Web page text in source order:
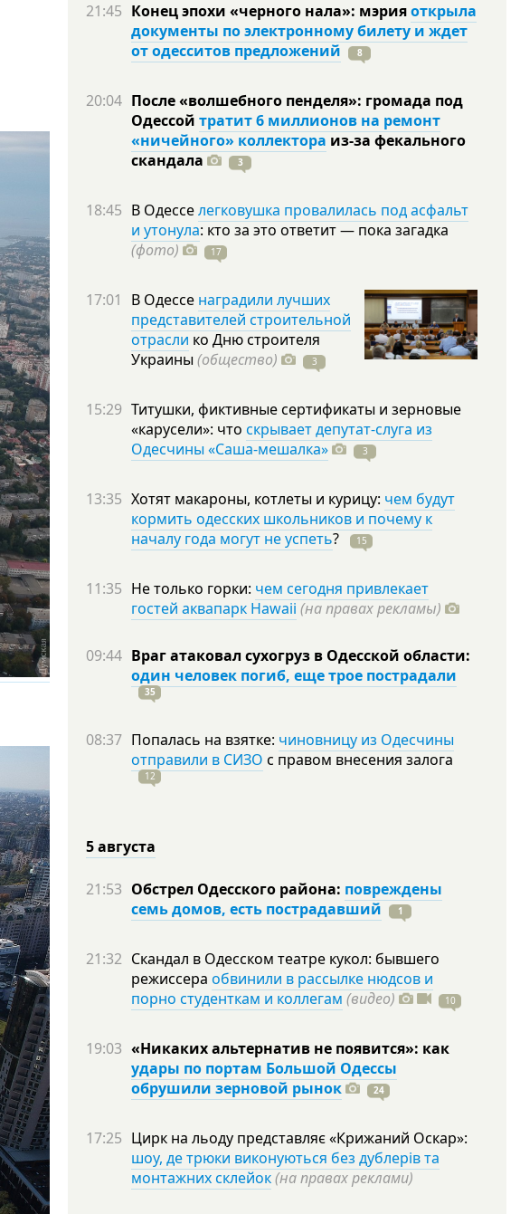
21:45 Конец эпохи «черного нала»: мэрияоткрыла
документы по электронному билету и ждет
от одесситов предложений
8
20:04 После «волшебного пенделя»: громада под
Одессой тратит 6 миллионов на ремонт
«ничейного» коллектора из-за фекального
скандала
3
18:45 В Одесселегковушка провалилась под асфальт
и утонула: кто за это ответит — пока загадка
(фото)
17
17:01 В Одессе наградили лучших
представителей строительной
отрасли ко Дню строителя
Украины (общество) 3
15:29 Титушки, фиктивные сертификаты и зерновые
«карусели»: что скрывает депутат-слуга из
Одесчины «Саша-мешалка»
3
13:35 Хотят макароны, котлеты и курицу: чем будут
кормить одесских школьников и почему к
началу года могут не успеть? 15
11:35 Не только горки: чем сегодня привлекает
гостей аквапарк Hawaii (на правах рекламы)
09:44 Враг атаковал сухогруз в Одесской области:
один человек погиб, еще трое пострадали
35
08:37 Попалась на взятке: чиновницу из Одесчины
отправили в СИЗО с правом внесения залога
12
5 августа
21:53 Обстрел Одесского района: повреждены
семь домов, есть пострадавший
1
21:32 Скандал в Одесском театре кукол: бывшего
режиссера обвинили в рассылке нюдсов и
порно студенткам и коллегам (видео) 10
19:03 «Никаких альтернатив не появится»: как
удары по портам Большой Одессы
обрушили зерновой рынок
24
17:25 Цирк на льоду представляє «Крижаний Оскар»:
шоу, де трюки виконуються без дублерів та
монтажних склейок(на правах реклами)